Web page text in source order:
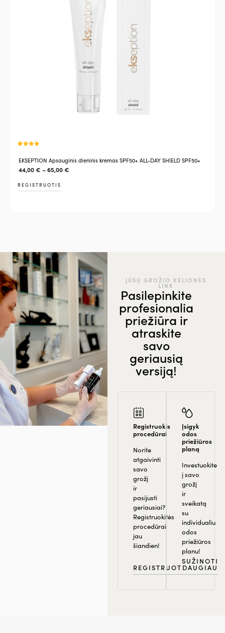
(viso
EKSEPTION Apsauginis dieninis kremas SPF50+ ALL-DAY SHIELD SPF50+
44,00€ –65,00€
REGISTRUOTIS
JŪSŲ GROŽIO KELIONĖS
LINK
Pasilepinkite
profesionalia
priežiūra ir
atraskite
savo
geriausią
versiją!
Registruokis
procedūrai
Norite
atgaivinti
savo
grožį
ir
pasijusti
geriausiai?
Registruokitės
procedūrai
jau
šiandien!
REGISTRUOTIS
Įsigyk
odos
priežiūros
planą
Investuokite
į savo
grožį
ir
sveikatą
su
individualiu
odos
priežiūros
planu!
SUŽINOTI
DAUGIAU